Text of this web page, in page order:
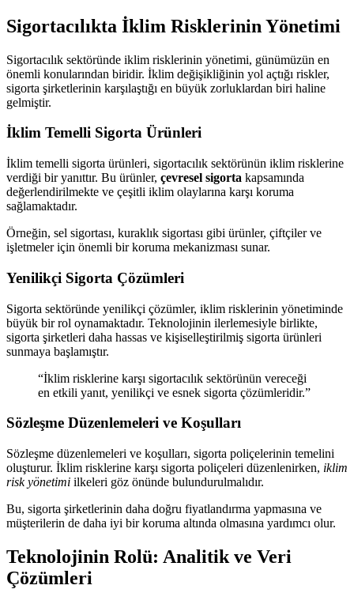
Sigortacılıkta İklim Risklerinin Yönetimi
Sigortacılık sektöründe iklim risklerinin yönetimi, günümüzün en
önemli konularından biridir. İklim değişikliğinin yol açtığı riskler,
sigorta şirketlerinin karşılaştığı en büyük zorluklardan biri haline
gelmiştir.
İklim Temelli Sigorta Ürünleri
İklim temelli sigorta ürünleri, sigortacılık sektörünün iklim risklerine
verdiği bir yanıttır. Bu ürünler, çevresel sigorta kapsamında
değerlendirilmekte ve çeşitli iklim olaylarına karşı koruma
sağlamaktadır.
Örneğin, sel sigortası, kuraklık sigortası gibi ürünler, çiftçiler ve
işletmeler için önemli bir koruma mekanizması sunar.
Yenilikçi Sigorta Çözümleri
Sigorta sektöründe yenilikçi çözümler, iklim risklerinin yönetiminde
büyük bir rol oynamaktadır. Teknolojinin ilerlemesiyle birlikte,
sigorta şirketleri daha hassas ve kişiselleştirilmiş sigorta ürünleri
sunmaya başlamıştır.
“İklim risklerine karşı sigortacılık sektörünün vereceği
en etkili yanıt, yenilikçi ve esnek sigorta çözümleridir.”
Sözleşme Düzenlemeleri ve Koşulları
Sözleşme düzenlemeleri ve koşulları, sigorta poliçelerinin temelini
oluşturur. İklim risklerine karşı sigorta poliçeleri düzenlenirken, iklim
risk yönetimi ilkeleri göz önünde bulundurulmalıdır.
Bu, sigorta şirketlerinin daha doğru fiyatlandırma yapmasına ve
müşterilerin de daha iyi bir koruma altında olmasına yardımcı olur.
Teknolojinin Rolü: Analitik ve Veri
Çözümleri